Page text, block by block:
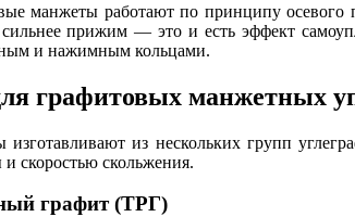
манжеты работают по принципу осевого
прижим — это и есть эффект
и нажимным кольцами.
графитовых манжетных
из нескольких групп
скоростью скольжения.
графит (ТРГ)